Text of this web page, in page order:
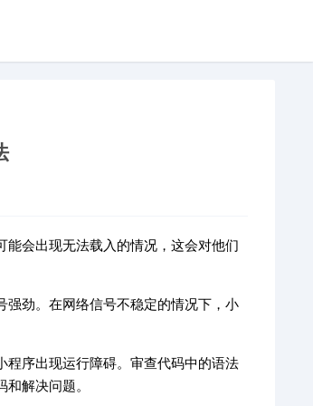
会出现无法载入的情况，这会对他们
强劲。在网络信号不稳定的情况下，小
程序出现运行障碍。审查代码中的语法
解决问题。